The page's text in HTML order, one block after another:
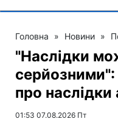
Головна » Новини »
"Наслідки
серйозними":
про наслідки
01:53 07.08.2026 Пт